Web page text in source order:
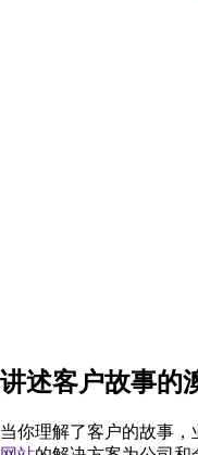
讲述客户故事的
当你理解了客户的故事